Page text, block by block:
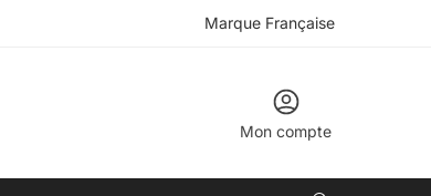
Marque Française
Mon compte